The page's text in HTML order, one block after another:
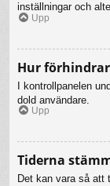
inställningar och
Upp
Hur
I kontrollpanelen
dold användare.
Upp
Tiderna
Det kan vara så att